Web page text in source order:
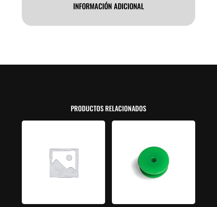
INFORMACIÓN ADICIONAL
PRODUCTOS RELACIONADOS